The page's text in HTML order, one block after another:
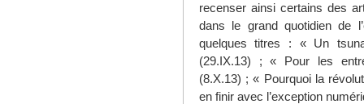
recenser ainsi certains des
dans le grand quotidien de
quelques titres : « Un
(29.IX.13) ; « Pour les
(8.X.13) ; « Pourquoi la
en finir avec l’exception